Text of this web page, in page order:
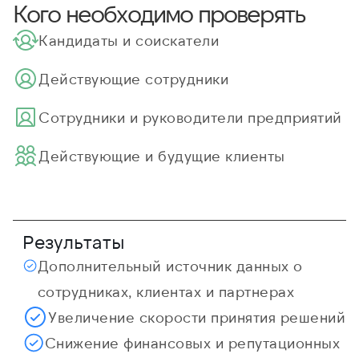
Кого необходимо проверять
Кандидаты и соискатели
Действующие сотрудники
Cотрудники и руководители предприятий
Действующие и будущие клиенты
Результаты
Дополнительный источник данных о
сотрудниках, клиентах и партнерах
Увеличение скорости принятия решений
Снижение финансовых и репутационных